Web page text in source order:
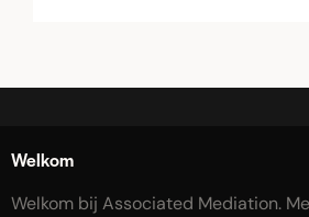
Welkom
Welkom bij Associated Mediation.